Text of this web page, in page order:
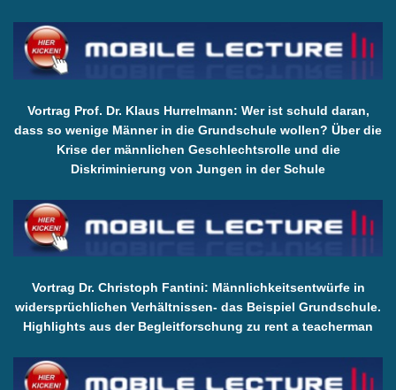
Vortrag Prof. Dr. Klaus Hurrelmann: Wer ist schuld daran,
dass so wenige Männer in die Grundschule wollen? Über die
Krise der männlichen Geschlechtsrolle und die
Diskriminierung von Jungen in der Schule
Vortrag Dr. Christoph Fantini: Männlichkeitsentwürfe in
widersprüchlichen Verhältnissen- das Beispiel Grundschule.
Highlights aus der Begleitforschung zu rent a teacherman